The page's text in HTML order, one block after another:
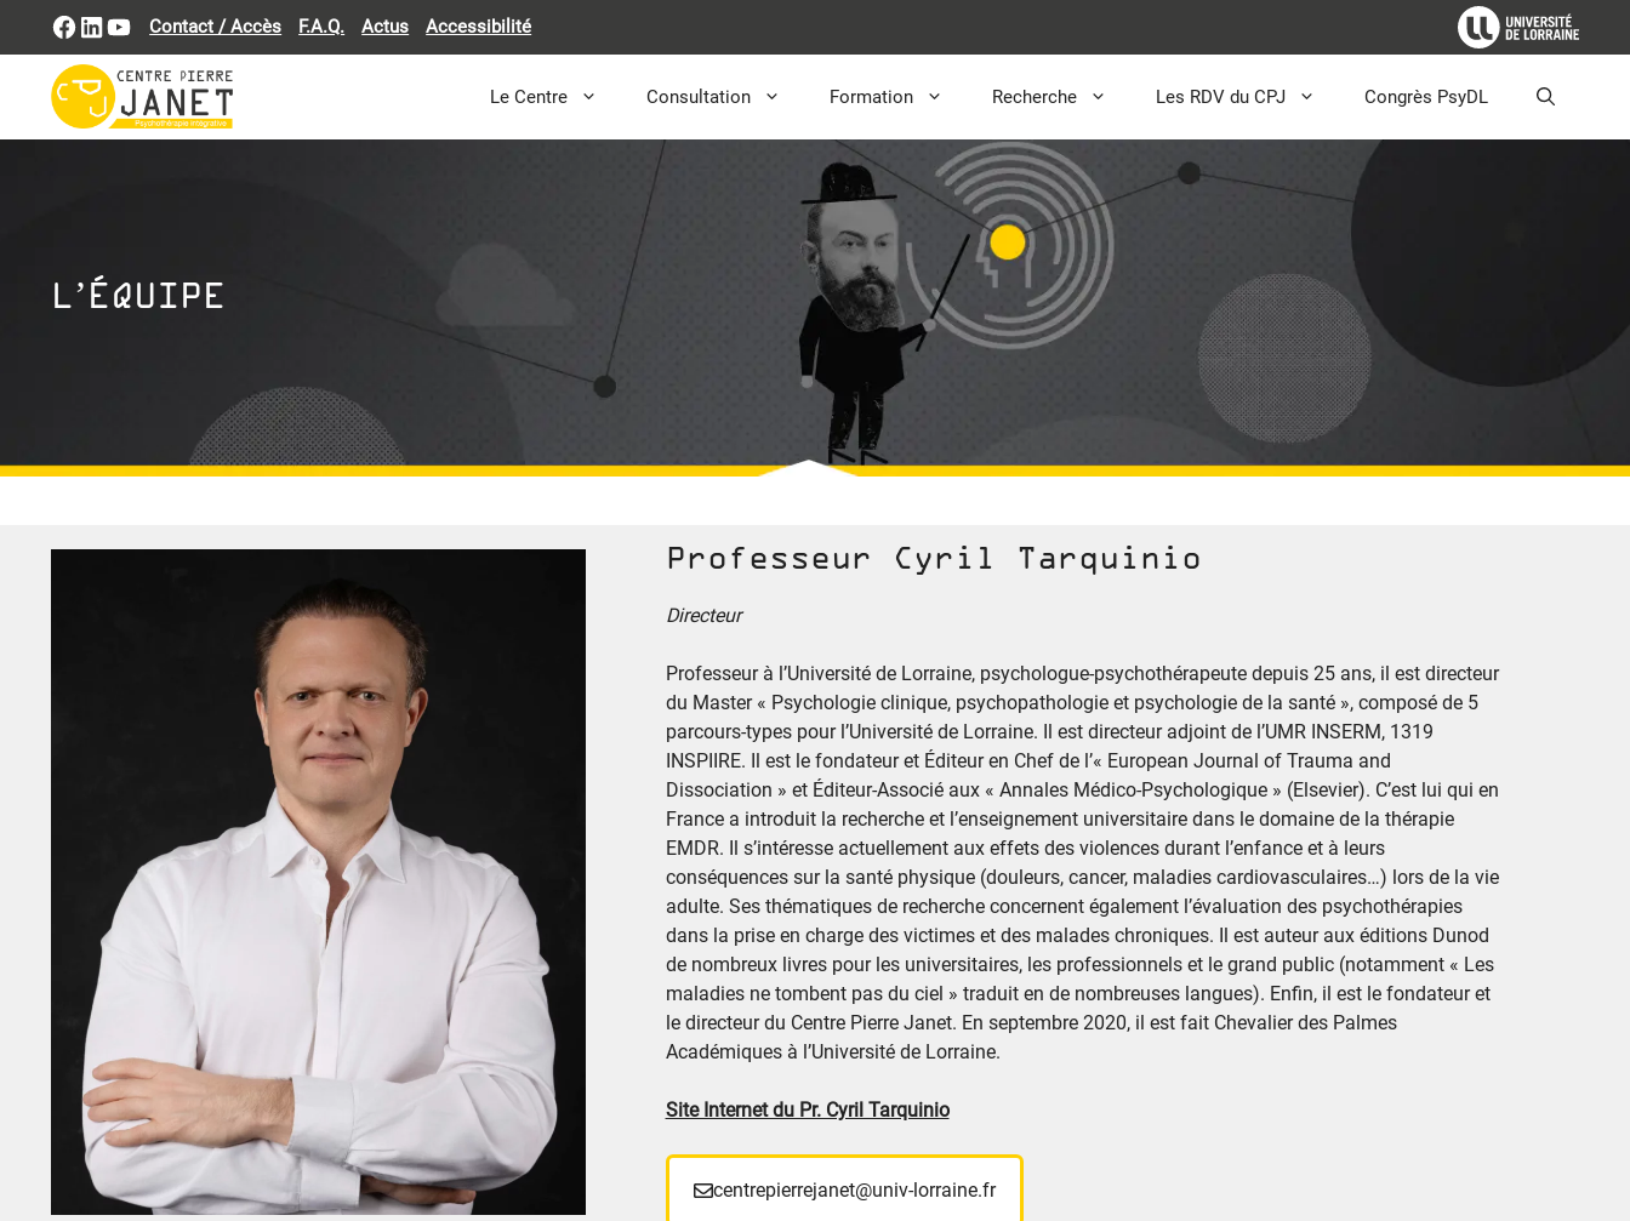
contenu
Facebook
LinkedIn
YouTubeContact / Accès F.A.Q. Actus Accessibilité
Le Centre Consultation Formation Recherche Les RDV du CPJ Congrès PsyDL
L’ÉQUIPE
Professeur Cyril Tarquinio
Directeur
Professeur à l’Université de Lorraine, psychologue-psychothérapeute depuis 25 ans, il est directeur
du Master « Psychologie clinique, psychopathologie et psychologie de la santé », composé de 5
parcours-types pour l’Université de Lorraine. Il est directeur adjoint de l’UMR INSERM, 1319
INSPIIRE. Il est le fondateur et Éditeur en Chef de l’« European Journal of Trauma and
Dissociation » et Éditeur-Associé aux « Annales Médico-Psychologique » (Elsevier). C’est lui qui en
France a introduit la recherche et l’enseignement universitaire dans le domaine de la thérapie
EMDR. Il s’intéresse actuellement aux effets des violences durant l’enfance et à leurs
conséquences sur la santé physique (douleurs, cancer, maladies cardiovasculaires…) lors de la vie
adulte. Ses thématiques de recherche concernent également l’évaluation des psychothérapies
dans la prise en charge des victimes et des malades chroniques. Il est auteur aux éditions Dunod
de nombreux livres pour les universitaires, les professionnels et le grand public (notamment « Les
maladies ne tombent pas du ciel » traduit en de nombreuses langues). Enfin, il est le fondateur et
le directeur du Centre Pierre Janet. En septembre 2020, il est fait Chevalier des Palmes
Académiques à l’Université de Lorraine.
Site Internet du Pr. Cyril Tarquinio
centrepierrejanet@univ-lorraine.fr